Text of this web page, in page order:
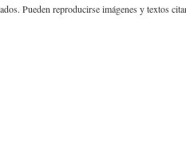
Pueden reproducirse imágenes y textos